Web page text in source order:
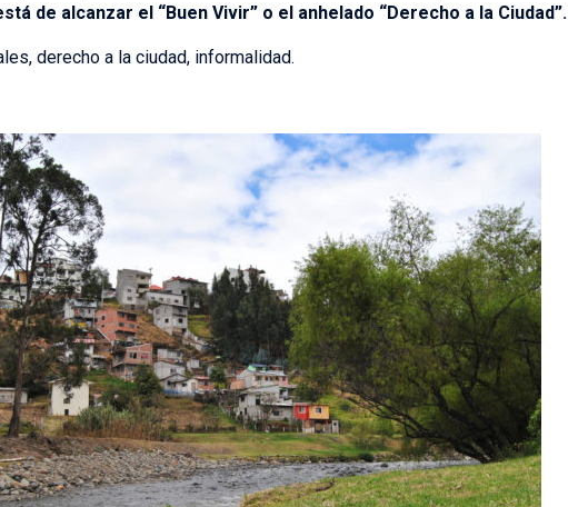
de alcanzar el “Buen Vivir” o el anhelado “Derecho a la Ciudad”.
derecho a la ciudad, informalidad.